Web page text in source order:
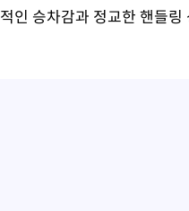
적인 승차감과 정교한 핸들